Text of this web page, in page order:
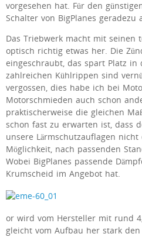
vorgesehen hat. Für den
Schalter von BigPlanes geradezu
Das Triebwerk macht mit seinen
optisch richtig etwas her. Die
eingeschraubt, das spart Platz in
zahlreichen Kühlrippen sind
vergossen, dies habe ich bei
Motorschmieden auch schon
praktischerweise die gleichen
schon fast zu erwarten ist, dass
unsere Lärmschutzauflagen
Möglichkeit, nach passenden
Wobei BigPlanes passende
Krumscheid im Angebot hat.
or wird vom Hersteller mit rund
gleicht vom Aufbau her stark den